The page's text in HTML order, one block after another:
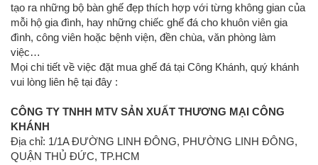
tạo ra những bộ bàn ghế đẹp thích hợp với từng không gian của
mỗi hộ gia đình, hay những chiếc ghế đá cho khuôn viên gia
đình, công viên hoặc bệnh viện, đền chùa, văn phòng làm
việc…
Mọi chi tiết về việc đặt mua ghế đá tại Công Khánh, quý khánh
vui lòng liên hệ tại đây :
CÔNG TY TNHH MTV SẢN XUẤT THƯƠNG MẠI CÔNG
KHÁNH
Địa chỉ: 1/1A ĐƯỜNG LINH ĐÔNG, PHƯỜNG LINH ĐÔNG,
QUẬN THỦ ĐỨC, TP.HCM